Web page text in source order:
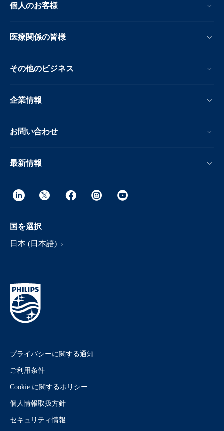
個人のお客様
医療関係の皆様
その他のビジネス
企業情報
お問い合わせ
最新情報
国を選択
日本 (日本語)
プライバシーに関する通知
ご利用条件
Cookie に関するポリシー
個人情報取扱方針
セキュリティ情報